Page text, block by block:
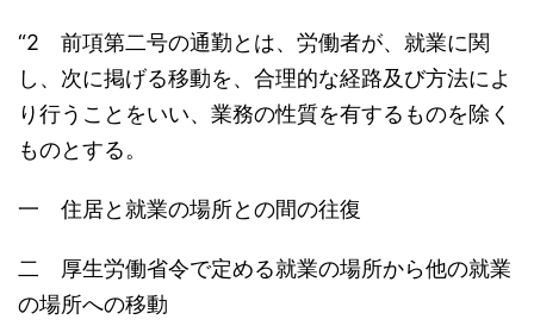
“2 前項第二号の通勤とは、労働者が、就業に関
し、次に掲げる移動を、合理的な経路及び方法によ
り行うことをいい、業務の性質を有するものを除く
ものとする。
一 住居と就業の場所との間の往復
二 厚生労働省令で定める就業の場所から他の就業
の場所への移動